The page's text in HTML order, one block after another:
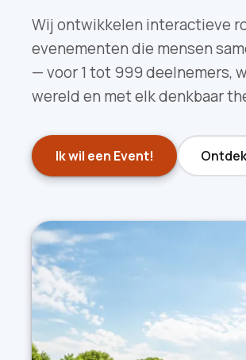
Wij ontwikkelen interactieve
evenementen die mensen
— voor 1 tot 999 deelnemers,
wereld en met elk denkbaar
Ik wil een Event!